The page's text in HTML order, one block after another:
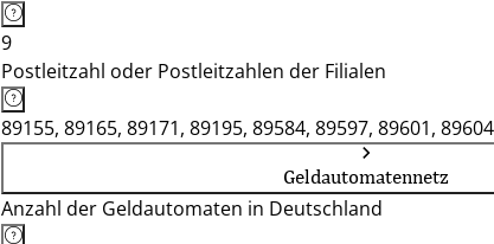
9
Postleitzahl oder Postleitzahlen der Filialen
89155, 89165, 89171, 89195, 89584, 89597, 89601,
Geldautomatennetz
Anzahl der Geldautomaten in Deutschland